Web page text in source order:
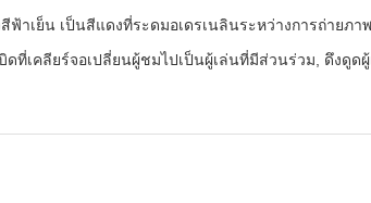
าเย็น เป็นสีแดงที่ระดมอเดรเนลินระหว่างการถ่ายภา
ที่เคลียร์จอเปลี่ยนผู้ชมไปเป็นผู้เล่นที่มีส่วนร่วม, ดึงดูด